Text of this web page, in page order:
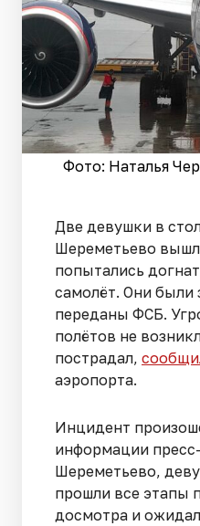
Фото: Наталья
Две девушки в
Шереметьево
попытались
самолёт. Они были
переданы ФСБ.
полётов не
пострадал,
аэропорта.
Инцидент
информации
Шереметьево,
прошли все этапы
досмотра и